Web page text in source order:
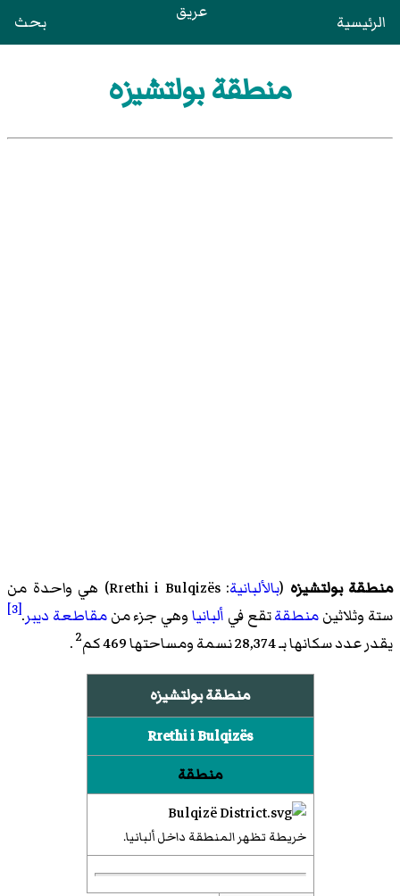
الرئيسية عريق بحث
منطقة بولتشيزه
منطقة بولتشيزه (بالألبانية
: Rrethi i Bulqizës) هي واحدة من
ستة وثلاثينمنطقةتقع في ألبانياوهي جزء منمقاطعة ديبر.
[3]
يقدر عدد سكانها بـ 28,374 نسمة ومساحتها 469 كم 2
.
منطقة بولتشيزه
Rrethi i Bulqizës
منطقة
خريطة تظهر المنطقة داخل ألبانيا.